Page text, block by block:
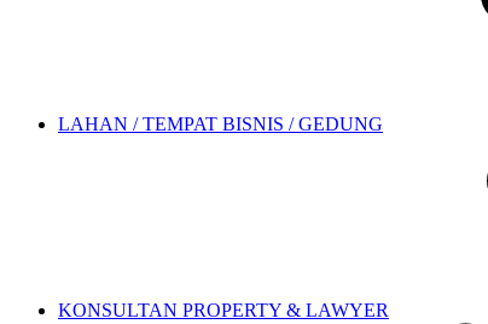
LAHAN / TEMPAT BISNIS / GEDUNG
KONSULTAN PROPERTY & LAWYER